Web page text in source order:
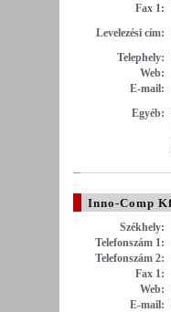
Fax 1:
Levelezési cím:
Telephely:
Web:
E-mail:
Egyéb:
Inno-Comp
Székhely:
Telefonszám 1:
Telefonszám 2:
Fax 1:
Web:
E-mail: